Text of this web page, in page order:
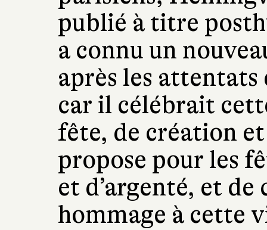
publié à titre
a connu un
après les attentats
car il célébrait
fête, de création
propose pour les
et d’argenté, et
hommage à cette